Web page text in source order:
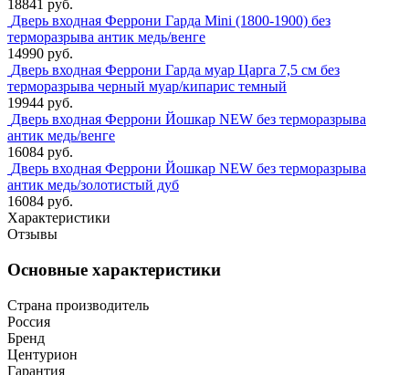
18841 руб.
Дверь входная Феррони Гарда Mini (1800-1900) без
терморазрыва антик медь/венге
14990 руб.
Дверь входная Феррони Гарда муар Царга 7,5 см без
терморазрыва черный муар/кипарис темный
19944 руб.
Дверь входная Феррони Йошкар NEW без терморазрыва
антик медь/венге
16084 руб.
Дверь входная Феррони Йошкар NEW без терморазрыва
антик медь/золотистый дуб
16084 руб.
Характеристики
Отзывы
Основные характеристики
Страна производитель
Россия
Бренд
Центурион
Гарантия